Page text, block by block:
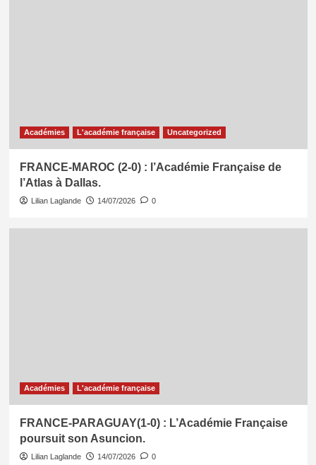
Académies L'académie française Uncategorized
FRANCE-MAROC (2-0) : l’Académie Française de
l’Atlas à Dallas.
Lilian Laglande 14/07/2026 0
Académies L'académie française
FRANCE-PARAGUAY(1-0) : L’Académie Française
poursuit son Asuncion.
Lilian Laglande 14/07/2026 0